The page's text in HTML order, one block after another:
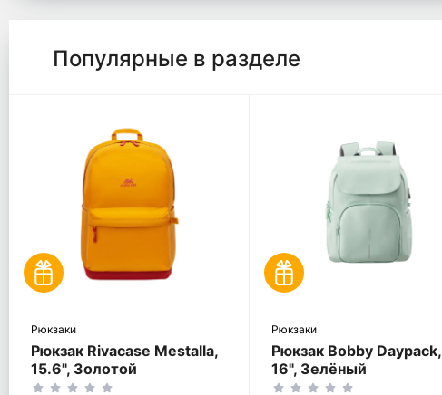
Популярные в разделе
Рюкзаки
Рюкзак Rivacase Mestalla,
15.6", Золотой
Рюкзаки
Рюкзак Bobby Daypack,
16", Зелёный